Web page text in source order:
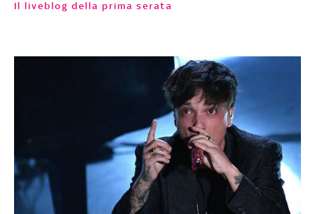
Il liveblog della prima serata